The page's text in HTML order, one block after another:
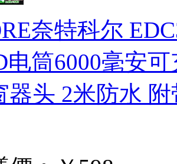
奈特科尔
电筒6000毫安
器头 2米防水